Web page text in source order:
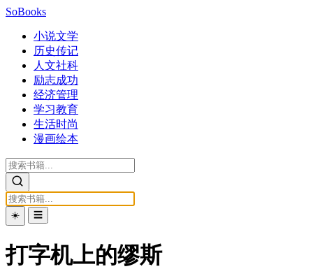
SoBooks
小说文学
历史传记
人文社科
励志成功
经济管理
学习教育
生活时尚
漫画绘本
☀️ ☰
打字机上的缪斯